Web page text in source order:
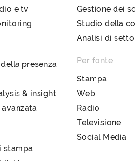
e tv
presenza
& insight
stampa
Gestione dei
Studio della
Analisi di
Per fonte
Stampa
Web
Radio
Televisione
Social Media